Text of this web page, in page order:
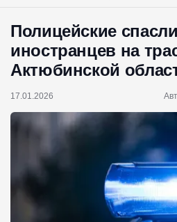
Полицейские
иностранцев на
Актюбинской
17.01.2026